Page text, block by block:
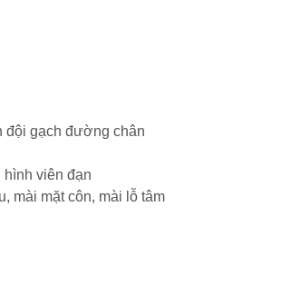
đội gạch đường chân
viên đạn
mài mặt côn, mài lỗ tâm